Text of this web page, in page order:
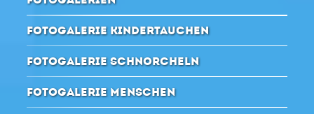
FOTOGALERIE KINDERTAUCHEN
FOTOGALERIE SCHNORCHELN
FOTOGALERIE MENSCHEN